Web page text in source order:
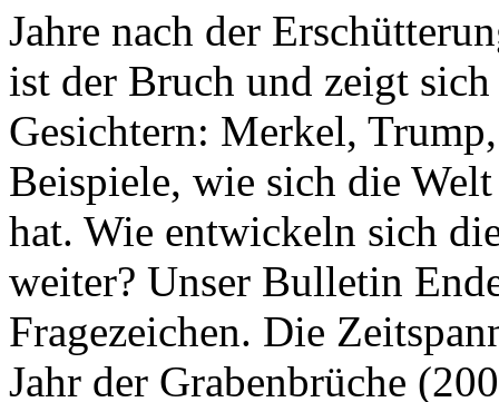
Jahre nach der
ist der Bruch und zeigt
Gesichtern: Merkel,
Beispiele, wie sich die
hat. Wie entwickeln sich
weiter? Unser Bulletin
Fragezeichen. Die
Jahr der Grabenbrüche